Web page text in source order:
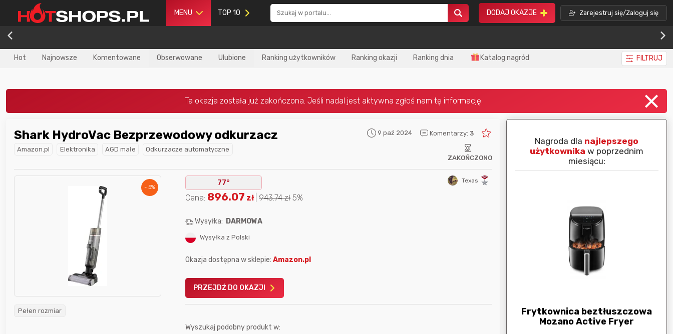
MENU TOP 10 DODAJ OKAZJE Zarejestruj się/Zaloguj się
Hot Najnowsze Komentowane Obserwowane Ulubione Ranking użytkowników Ranking okazji Ranking dnia Katalog nagród FILTRUJ
Shark HydroVac Bezprzewodowy odkurzacz 9 paź 2024 Komentarzy: 3
Amazon.pl Elektronika AGD małe
Odkurzacze automatyczne
ZAKOŃCZONO
- 5%
Pełen rozmiar
77° Texas
Cena: 896.07 zł 943.74zł 5%
Wysyłka: DARMOWA
Wysyłka z Polski
Okazja dostępna w sklepie:Amazon.pl
PRZEJDŹ DO OKAZJI
Wyszukaj podobny produkt w:
najlepszego
w poprzednim
Nagroda dlanajlepszego
użytkownikaw tym miesiącu:
Gofrownica GÖTZE & JENSEN
Nagroda za
Karta podarunkowa
w poprzednim miesiącu:
Karta podarunkowa
Nagroda dla najlepszego
użytkownika w poprzednim
miesiącu:
Frytkownica beztłuszczowa
Mozano Active Fryer